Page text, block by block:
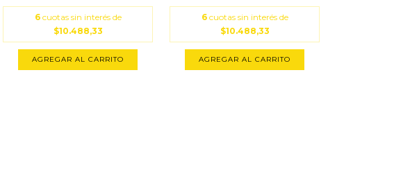
6 cuotas sin interés de
$10.488,33
AGREGAR AL CARRITO
6 cuotas sin interés de
$10.488,33
AGREGAR AL CARRITO